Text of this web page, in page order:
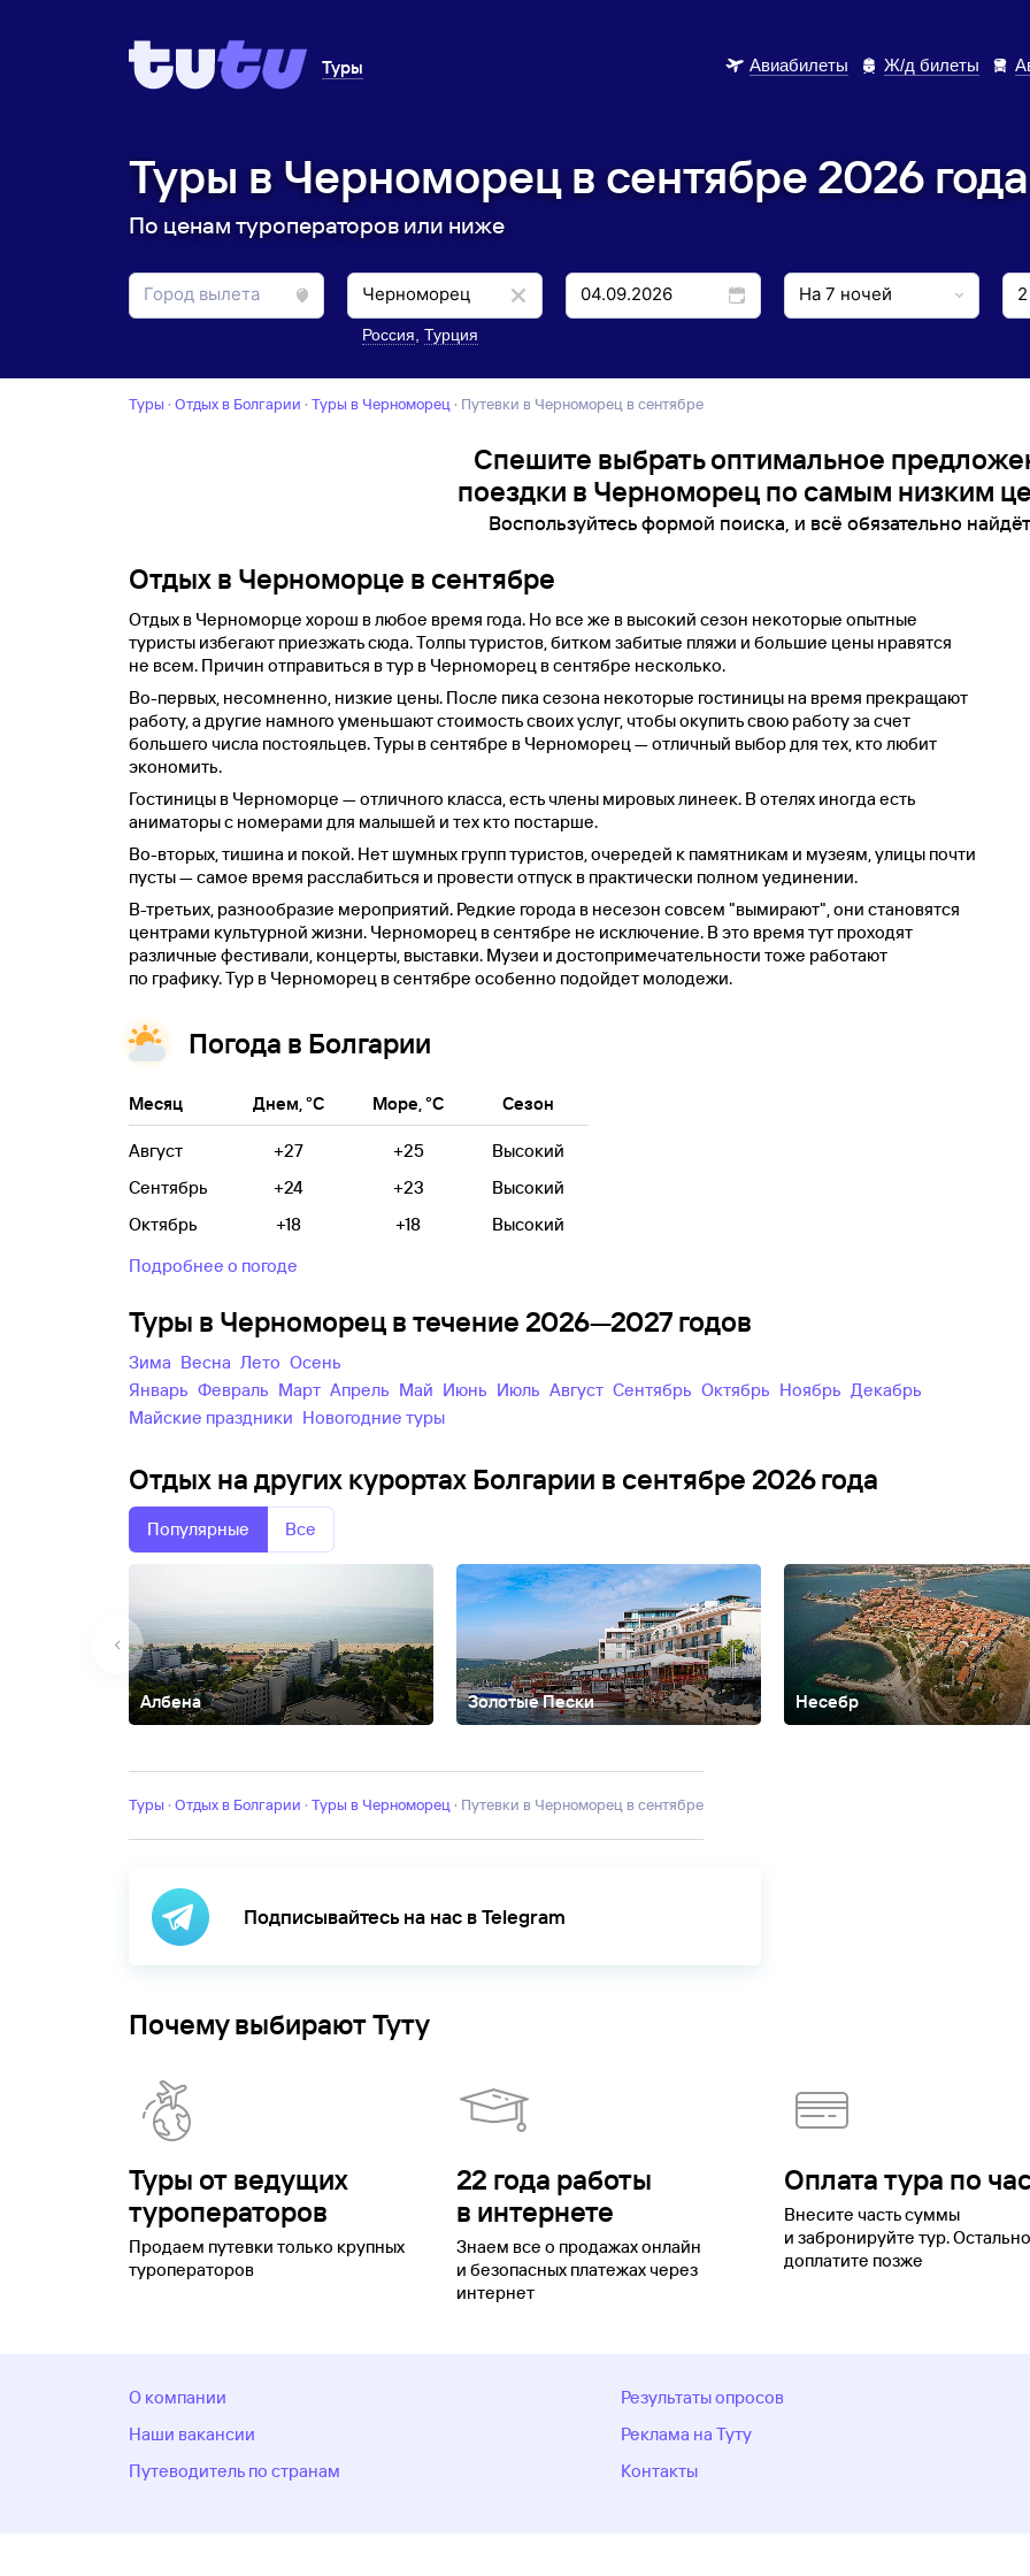
Туры Авиабилеты Ж/д билеты
Туры в Черноморец в сентябре 2026 года
По ценам туроператоров или ниже
Россия Турция
Туры · Отдых в Болгарии · Туры в Черноморец · Путевки в Черноморец в сентябре
Спешите выбрать оптимальное
поездки в Черноморец по самым низким
Воспользуйтесь формой поиска, и всё обязательно
Отдых в Черноморце в сентябре
Отдых в Черноморце хорош в любое время года. Но все же в высокий сезон некоторые опытные
туристы избегают приезжать сюда. Толпы туристов, битком забитые пляжи и большие цены нравятся
не всем. Причин отправиться в тур в Черноморец в сентябре несколько.
Во-первых, несомненно, низкие цены. После пика сезона некоторые гостиницы на время прекращают
работу, а другие намного уменьшают стоимость своих услуг, чтобы окупить свою работу за счет
большего числа постояльцев. Туры в сентябре в Черноморец — отличный выбор для тех, кто любит
экономить.
Гостиницы в Черноморце — отличного класса, есть члены мировых линеек. В отелях иногда есть
аниматоры с номерами для малышей и тех кто постарше.
Во-вторых, тишина и покой. Нет шумных групп туристов, очередей к памятникам и музеям, улицы почти
пусты — самое время расслабиться и провести отпуск в практически полном уединении.
В-третьих, разнообразие мероприятий. Редкие города в несезон совсем "вымирают", они становятся
центрами культурной жизни. Черноморец в сентябре не исключение. В это время тут проходят
различные фестивали, концерты, выставки. Музеи и достопримечательности тоже работают
по графику. Тур в Черноморец в сентябре особенно подойдет молодежи.
Погода в Болгарии
Месяц Днем, °C Море, °C Сезон
Август +27 +25
Высокий
Сентябрь
+24 +23
Высокий
Октябрь
+18 +18
Высокий
Подробнее о погоде
Туры в Черноморец в течение 2026—2027 годов
зима весна лето
осень
Январь
Февраль Март Апрель Май Июнь Июль Август Сентябрь Октябрь Ноябрь
Декабрь
майские праздники
новогодние туры
Отдых на других курортах Болгарии в сентябре 2026 года
Популярные Все
Албена Золотые Пески Несебр
Туры · Отдых в Болгарии · Туры в Черноморец · Путевки в Черноморец в сентябре
Подписывайтесь на нас в Telegram
Почему выбирают Туту
Туры от ведущих
туроператоров
Продаем путевки только крупных
туроператоров
22 года работы
в интернете
Знаем все о продажах онлайн
и безопасных платежах через
интернет
Оплата тура по
Внесите часть суммы
и забронируйте тур.
доплатите позже
О компании
Наши вакансии
Путеводитель по странам
Результаты опросов
Реклама на Туту
Контакты